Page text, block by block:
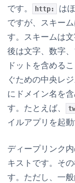
です。
http:
は
ですが、スキー
す。スキームは
後は文字、数字
ドットを含める
ぐための中央レ
にドメイン名を
す。たとえば、
イルアプリを起動
ディープリンク
キストです。そ
す。ただし、一